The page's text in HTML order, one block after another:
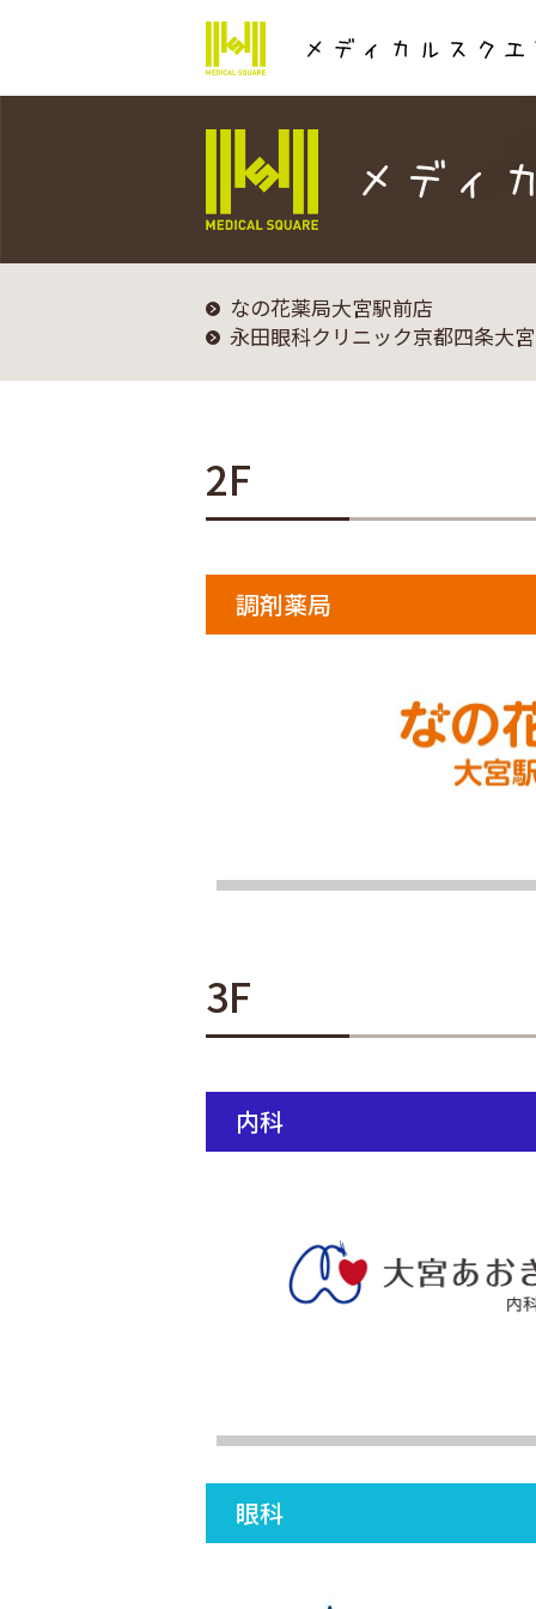
メディ
なの花薬局大宮駅前店
永田眼科クリニック京都四条大宮
2F
調剤薬局
3F
内科
眼科